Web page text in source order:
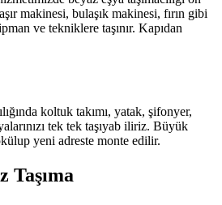
makinesi, bulaşık makinesi, fırın gibi
ve tekniklere taşınır. Kapıdan
koltuk takımı, yatak, şifonyer,
tek tek taşıyab iliriz. Büyük
yeni adreste monte edilir.
Taşıma